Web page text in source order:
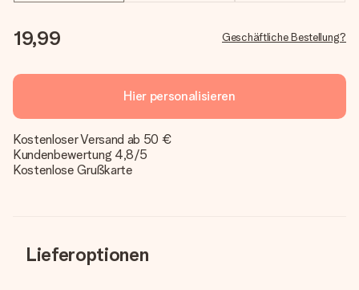
19,99 Geschäftliche Bestellung?
Hier personalisieren
Kostenloser Versand ab 50 €
Kundenbewertung 4,8/5
Kostenlose Grußkarte
Lieferoptionen